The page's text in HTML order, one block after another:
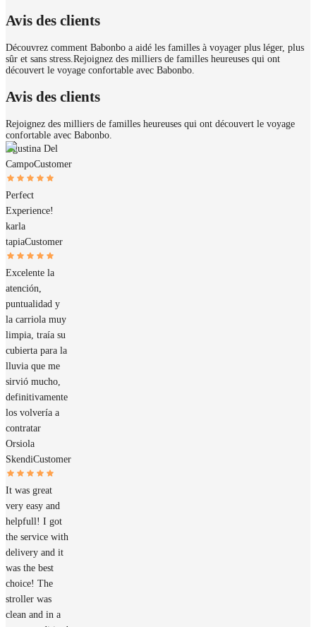
Avis des clients
Découvrez comment Babonbo a aidé les familles à voyager plus léger, plus
sûr et sans stress. Rejoignez des milliers de familles heureuses qui ont
découvert le voyage confortable avec Babonbo.
Avis des clients
Rejoignez des milliers de familles heureuses qui ont découvert le voyage
confortable avec Babonbo.
Agustina Del
CampoCustomer
Perfect
Experience!
karla
tapiaCustomer
Excelente la
atención,
puntualidad y
la carriola muy
limpia, traía su
cubierta para la
lluvia que me
sirvió mucho,
definitivamente
los volvería a
contratar
Orsiola
SkendiCustomer
It was great
very easy and
helpfull! I got
the service with
delivery and it
was the best
choice! The
stroller was
clean and in a